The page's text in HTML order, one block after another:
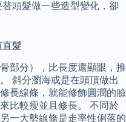
頭髮做一些造型變化，卻
直髮
部分），比長度還顯眼，推
斜分瀏海或是在頭頂做出
長線條，就能修飾圓潤的臉
比較瘦並且修長。 不同於
一大勢線條是走率性俐落的